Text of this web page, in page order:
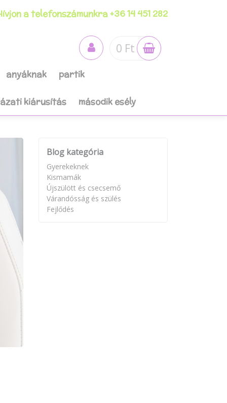
a telefonszámunkra +36 14 451 282
0 Ft
anyáknak partik
kiárusítás második esély
Blog kategória
Gyerekeknek
Kismamák
Újszülött és csecsemő
Várandósság és szülés
Fejlődés